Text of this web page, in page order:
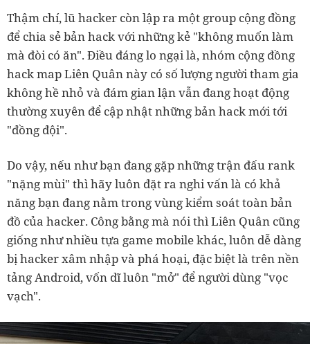
Thậm chí, lũ hacker còn lập ra một group cộng đồng
để chia sẻ bản hack với những kẻ "không muốn làm
mà đòi có ăn". Điều đáng lo ngại là, nhóm cộng đồng
hack map Liên Quân này có số lượng người tham gia
không hề nhỏ và đám gian lận vẫn đang hoạt động
thường xuyên để cập nhật những bản hack mới tới
"đồng đội".
Do vậy, nếu như bạn đang gặp những trận đấu rank
"nặng mùi" thì hãy luôn đặt ra nghi vấn là có khả
năng bạn đang nằm trong vùng kiểm soát toàn bản
đồ của hacker. Công bằng mà nói thì Liên Quân cũng
giống như nhiều tựa game mobile khác, luôn dễ dàng
bị hacker xâm nhập và phá hoại, đặc biệt là trên nền
tảng Android, vốn dĩ luôn "mở" để người dùng "vọc
vạch".